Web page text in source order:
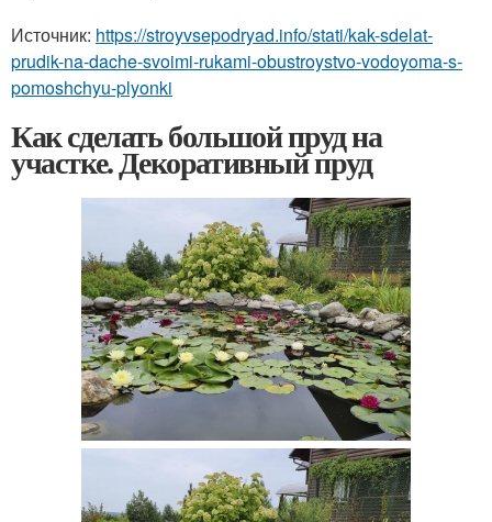
Источник: https://stroyvsepodryad.info/stati/kak-sdelat-
prudik-na-dache-svoimi-rukami-obustroystvo-vodoyoma-s-
pomoshchyu-plyonki
Как сделать большой пруд на
участке. Декоративный пруд